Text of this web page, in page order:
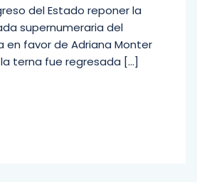
del Estado reponer la
supernumeraria del
en favor de Adriana Monter
terna fue regresada […]